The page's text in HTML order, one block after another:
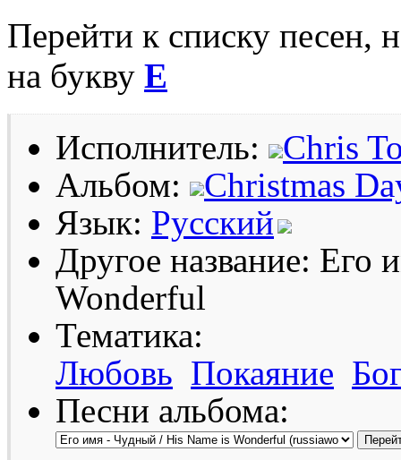
Перейти к списку песен,
на букву Е
Исполнитель:
Chris
Альбом:
Christmas
Язык: Русский
Другое название:
Wonderful
Тематика:
Любовь Покаяние
Песни альбома: